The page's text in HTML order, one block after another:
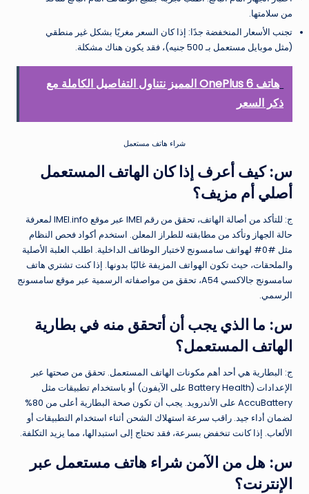
من سلامتها.
تجنب الأسعار المنخفضة جدًا: إذا كان السعر مغريًا بشكل غير منطقي
(مثل موبايل مستعمل بـ 500 جنيه)، فقد يكون هناك مشكلة.
هاتف OnePlus 6 المميز نتناول التفاصيل الكاملة مع
ذكر السعر
شراء هاتف مستعمل
س: كيف أعرف إذا كان الهاتف المستعمل
أصلي أم مزيف؟
ج: للتأكد من أصالة الهاتف، تحقق من رقم IMEI عبر موقع IMEI.info لمعرفة
حالة الجهاز وتأكد من مطابقته للطراز المعلن. استخدم أكواد فحص النظام
مثل #0# لهواتف سامسونج لاختبار الوظائف الداخلية. اطلب العلبة الأصلية
والملحقات، حيث تكون الهواتف المزيفة غالبًا بدونها. إذا كنت تشتري هاتف
سامسونج جالاكسي A54، تحقق من مواصفاته الرسمية عبر موقع سامسونج
الرسمي.
س: ما الذي يجب أن أتحقق منه في بطارية
الهاتف المستعمل؟
ج: البطارية هي أحد أهم مكونات الهاتف المستعمل. تحقق من صحتها عبر
الإعدادات (Battery Health على الآيفون) أو باستخدام تطبيقات مثل
AccuBattery على الأندرويد. يجب أن تكون صحة البطارية أعلى من 80%
لضمان أداء جيد. راقب سرعة استهلاك الشحن أثناء استخدام التطبيقات أو
الألعاب. إذا كانت تنخفض بسرعة، فقد تحتاج إلى استبدالها، مما يزيد التكلفة.
س: هل من الآمن شراء هاتف مستعمل عبر
الإنترنت؟